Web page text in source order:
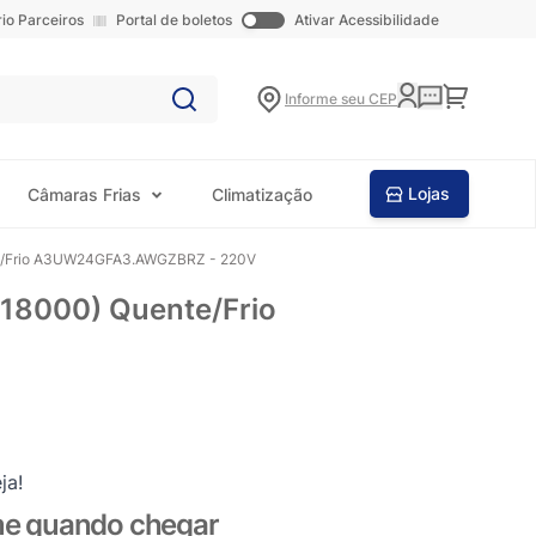
Parceiros Portal de boletos Ativar Acessibilidade
Informe seu CEP Carrinho
Câmaras Frias Climatização Lojas
A3UW24GFA3.AWGZBRZ - 220V
Quente/Frio
quando chegar